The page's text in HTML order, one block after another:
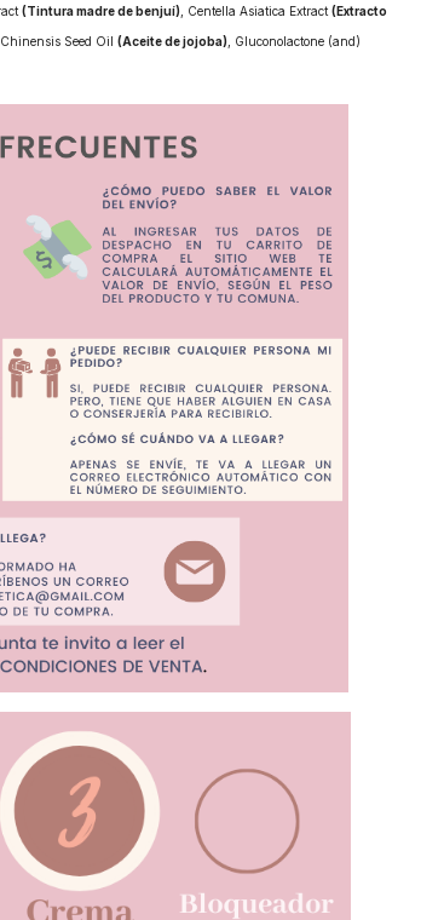
(Tintura madre de benjuí), Centella Asiatica Extract (Extracto
Seed Oil (Aceite de jojoba), Gluconolactone (and)